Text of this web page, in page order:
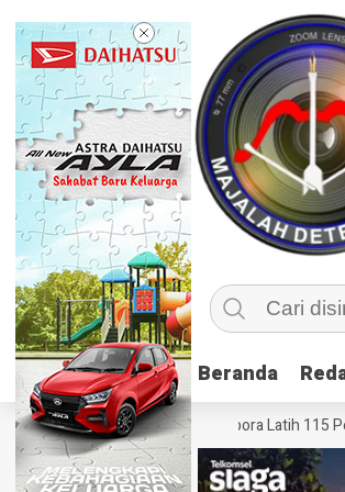
Beranda
Beranda
Inklusif, Kemenpora Latih 115